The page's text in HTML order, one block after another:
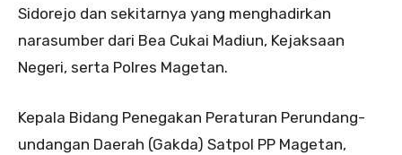
Sidorejo dan sekitarnya yang menghadirkan
narasumber dari Bea Cukai Madiun, Kejaksaan
Negeri, serta Polres Magetan.
Kepala Bidang Penegakan Peraturan Perundang-
undangan Daerah (Gakda) Satpol PP Magetan,